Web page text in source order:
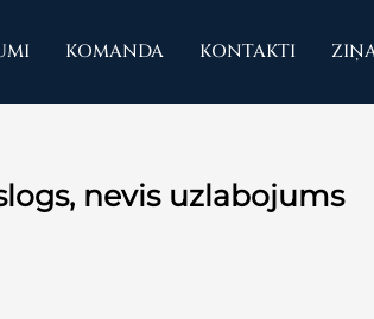
KOMANDA KONTAKTI
nevis uzlabojums